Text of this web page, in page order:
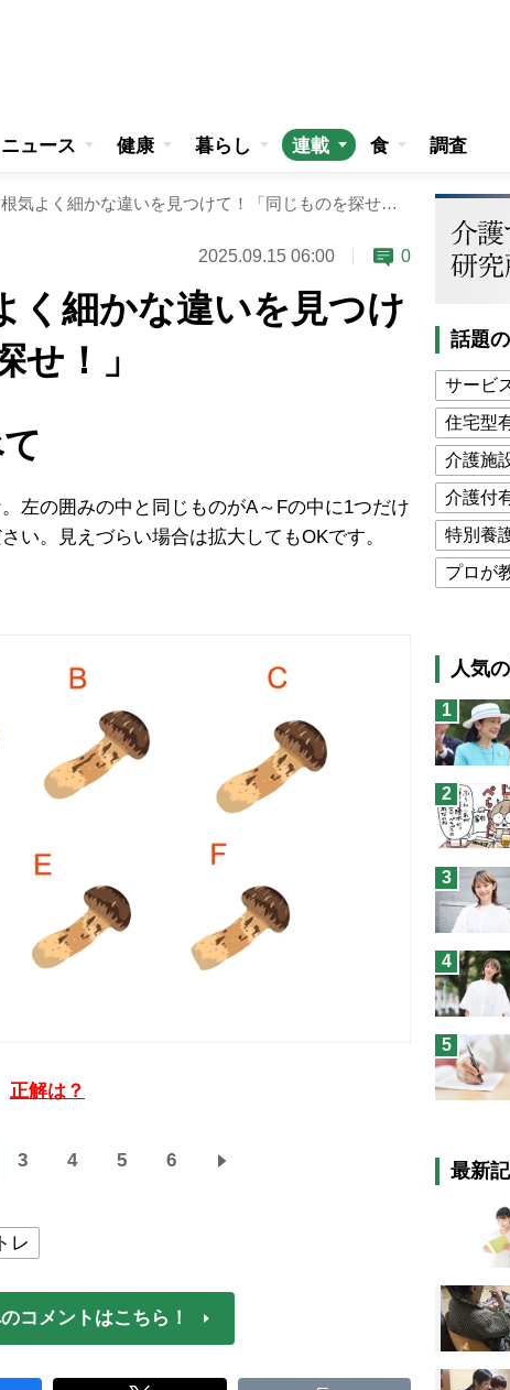
ニュース 健康 暮らし 連載 食 調査
週刊脳トレ｜根気よく細かな違いを見つけて！「同じものを探せ！」
2025.09.15 06:00 0
く細かな違いを見つけ
せ！」
左の囲みの中と同じものがA～Fの中に1つだけ
い。見えづらい場合は拡大してもOKです。
正解は？
3 4 5 6
レ
コメントはこちら！
話題
サービ
住宅型
介護施
介護付
特別養
プロが
猫が母
息子の
兄がボ
予防法
人気
1
2
3
4
5
最新